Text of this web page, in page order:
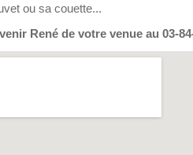
ou sa couette...
René de votre venue au 03-